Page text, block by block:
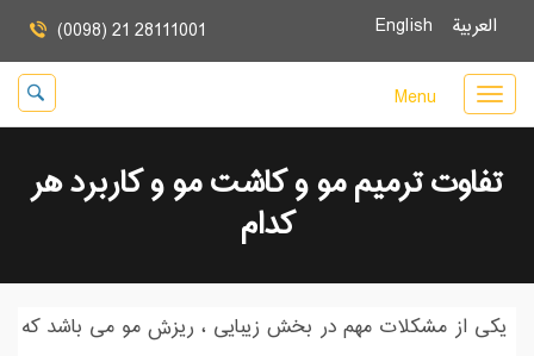
العربية (0098) 21 28111001
Menu
تفاوت ترمیم مو و کاشت مو و کاربرد هر
کدام
یکی از مشکلات مهم در بخش زیبایی ، ریزش مو می باشد که